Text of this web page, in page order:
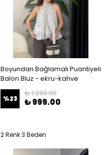
Boyundan Bağlamalı Puantiyeli
Balon Bluz - ekru-kahve
%23
₺ 1,299.00
₺ 999.00
2 Renk 3 Beden